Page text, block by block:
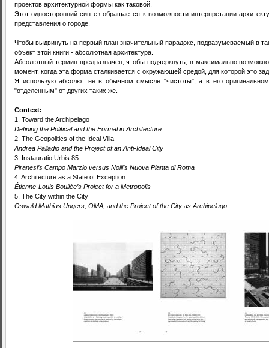
проектов архитектурной формы как таковой.
Этот односторонний синтез обращается к возможности интерпретации
представления о городе.
Чтобы выдвинуть на первый план значительный парадокс, подразумеваемый в
объект этой книги - абсолютная архитектура.
Абсолютный термин предназначен, чтобы подчеркнуть, в максимально
момент, когда эта форма сталкивается с окружающей средой, для которой это
Я использую абсолют не в обычном смысле "чистоты", а в его
"отделенным" от других таких же.
Context:
1. Toward the Archipelago
Defining the Political and the Formal in Architecture
2. The Geopolitics of the Ideal Villa
Andrea Palladio and the Project of an Anti-Ideal City
3. Instauratio Urbis 85
Piranesi’s Campo Marzio versus Nolli’s Nuova Pianta di Roma
4. Architecture as a State of Exception
Étienne-Louis Boullée’s Project for a Metropolis
5. The City within the City
Oswald Mathias Ungers, OMA, and the Project of the City as Archipelago